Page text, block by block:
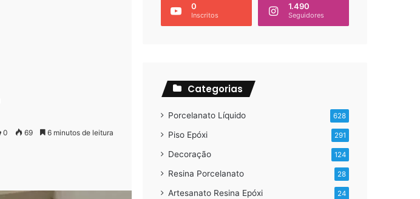
0 69 6 minutos de leitura
0
Inscritos
1.490
Seguidores
Categorias
Porcelanato Líquido 628
Piso Epóxi 291
Decoração 124
Resina Porcelanato 28
Artesanato Resina Epóxi 24